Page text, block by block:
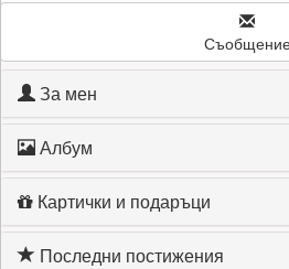
За мен
Албум
Картички и подаръци
Последни постижения